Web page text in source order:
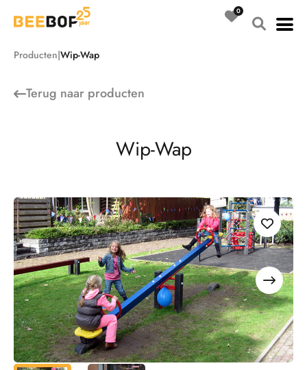
naar
inhoud
Producten Wip-Wap
Terug naar producten
Wip-Wap